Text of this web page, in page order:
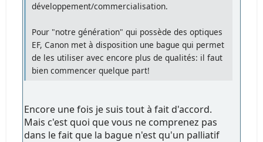
développement/commercialisation.
Pour "notre génération" qui possède des optiques
EF, Canon met à disposition une bague qui permet
de les utiliser avec encore plus de qualités: il faut
bien commencer quelque part!
Encore une fois je suis tout à fait d'accord.
Mais c'est quoi que vous ne comprenez pas
dans le fait que la bague n'est qu'un palliatif